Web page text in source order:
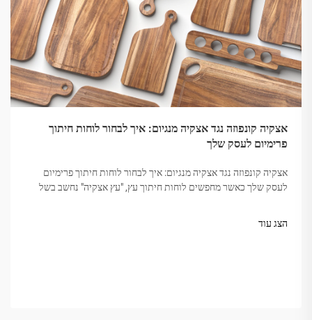
אצקיה קונפוזה נגד אצקיה מנגיום: איך לבחור לוחות חיתוך
פרימיום לעסק שלך
אצקיה קונפוזה נגד אצקיה מנגיום: איך לבחור לוחות חיתוך פרימיום
לעסק שלך כאשר מחפשים לוחות חיתוך עץ, "עץ אצקיה" נחשב בשל
הצג עוד